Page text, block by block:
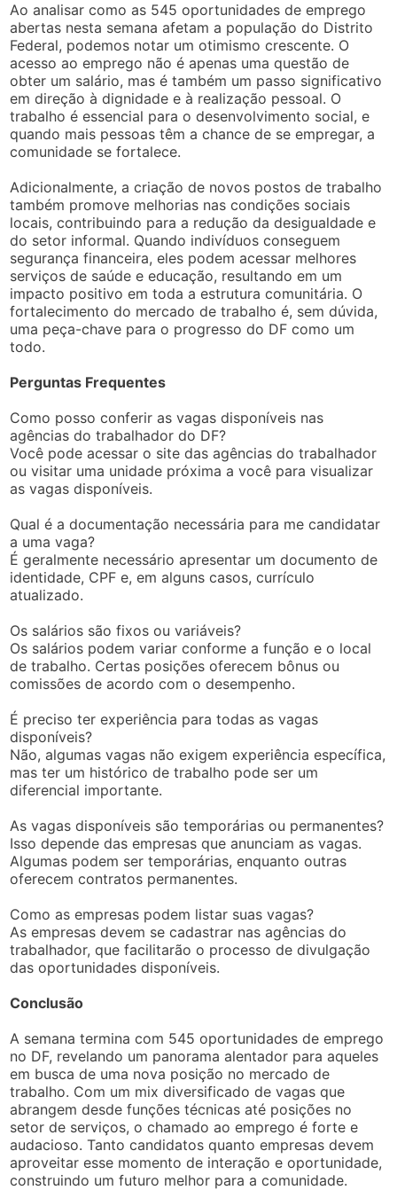
Ao analisar como as 545 oportunidades de emprego
abertas nesta semana afetam a população do Distrito
Federal, podemos notar um otimismo crescente. O
acesso ao emprego não é apenas uma questão de
obter um salário, mas é também um passo significativo
em direção à dignidade e à realização pessoal. O
trabalho é essencial para o desenvolvimento social, e
quando mais pessoas têm a chance de se empregar, a
comunidade se fortalece.
Adicionalmente, a criação de novos postos de trabalho
também promove melhorias nas condições sociais
locais, contribuindo para a redução da desigualdade e
do setor informal. Quando indivíduos conseguem
segurança financeira, eles podem acessar melhores
serviços de saúde e educação, resultando em um
impacto positivo em toda a estrutura comunitária. O
fortalecimento do mercado de trabalho é, sem dúvida,
uma peça-chave para o progresso do DF como um
todo.
Perguntas Frequentes
Como posso conferir as vagas disponíveis nas
agências do trabalhador do DF?
Você pode acessar o site das agências do trabalhador
ou visitar uma unidade próxima a você para visualizar
as vagas disponíveis.
Qual é a documentação necessária para me candidatar
a uma vaga?
É geralmente necessário apresentar um documento de
identidade, CPF e, em alguns casos, currículo
atualizado.
Os salários são fixos ou variáveis?
Os salários podem variar conforme a função e o local
de trabalho. Certas posições oferecem bônus ou
comissões de acordo com o desempenho.
É preciso ter experiência para todas as vagas
disponíveis?
Não, algumas vagas não exigem experiência específica,
mas ter um histórico de trabalho pode ser um
diferencial importante.
As vagas disponíveis são temporárias ou permanentes?
Isso depende das empresas que anunciam as vagas.
Algumas podem ser temporárias, enquanto outras
oferecem contratos permanentes.
Como as empresas podem listar suas vagas?
As empresas devem se cadastrar nas agências do
trabalhador, que facilitarão o processo de divulgação
das oportunidades disponíveis.
Conclusão
A semana termina com 545 oportunidades de emprego
no DF, revelando um panorama alentador para aqueles
em busca de uma nova posição no mercado de
trabalho. Com um mix diversificado de vagas que
abrangem desde funções técnicas até posições no
setor de serviços, o chamado ao emprego é forte e
audacioso. Tanto candidatos quanto empresas devem
aproveitar esse momento de interação e oportunidade,
construindo um futuro melhor para a comunidade.